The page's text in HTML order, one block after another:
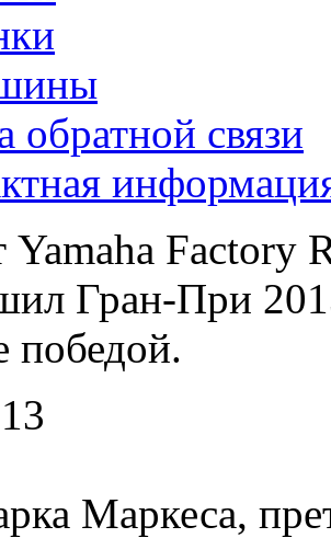
обратной связи
Yamaha Factory
Гран-При
победой.
Маркеса,